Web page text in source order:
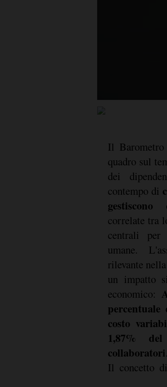
Il
quadro sul
dei
contempo di
gestiscono
correlate tra
centrali
umane.
rilevante
un impatto
economico:
percentuale
costo
1,87%
collaboratori.
Il concetto